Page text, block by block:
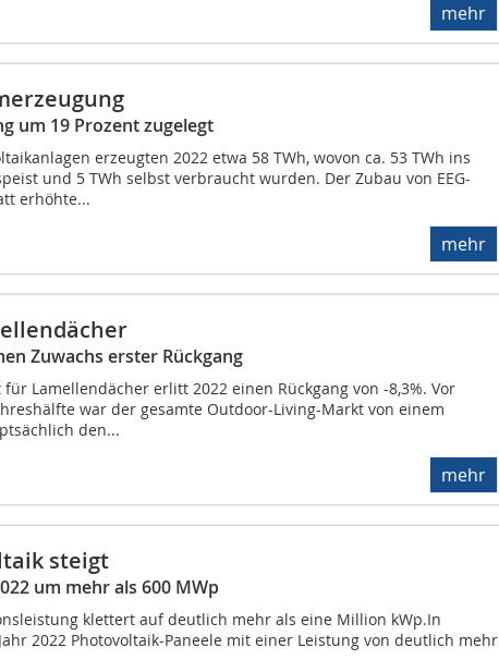
mehr
um 19 Prozent zugelegt
erzeugten 2022 etwa 58 TWh, wovon ca. 53 TWh ins
und 5 TWh selbst verbraucht wurden. Der Zubau von EEG-
erhöhte...
mehr
Zuwachs erster Rückgang
Lamellendächer erlitt 2022 einen Rückgang von -8,3%. Vor
war der gesamte Outdoor-Living-Markt von einem
den...
mehr
steigt
um mehr als 600 MWp
klettert auf deutlich mehr als eine Million kWp.In
2022 Photovoltaik-Paneele mit einer Leistung von deutlich mehr